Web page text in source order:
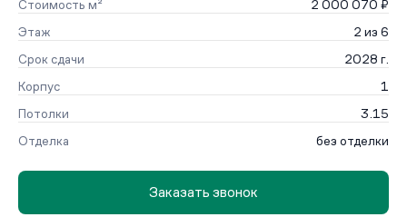
Стоимость м²
2 000 070 ₽
Этаж
2 из 6
Срок сдачи
2028 г.
Корпус
1
Потолки
3.15
Отделка
без отделки
Заказать звонок